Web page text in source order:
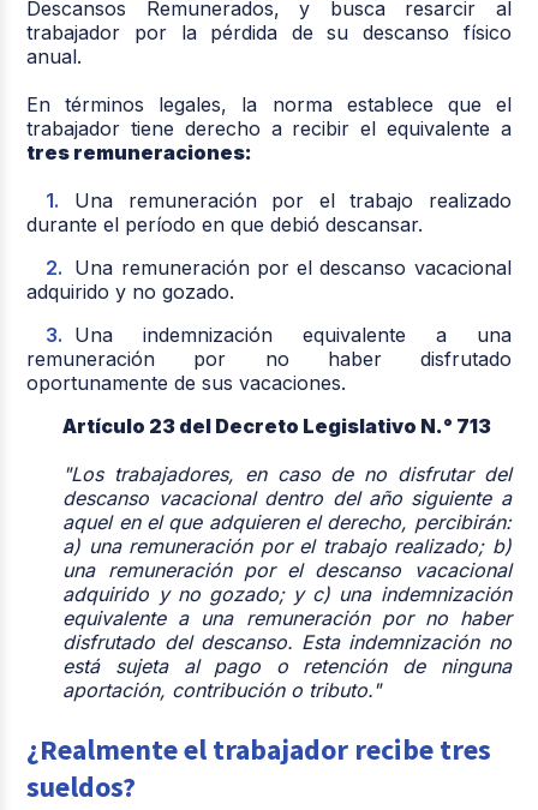
Descansos Remunerados, y busca resarcir al
trabajador por la pérdida de su descanso físico
anual.
En términos legales, la norma establece que el
trabajador tiene derecho a recibir el equivalente a
tres remuneraciones:
Una remuneración por el trabajo realizado
durante el período en que debió descansar.
Una remuneración por el descanso vacacional
adquirido y no gozado.
Una indemnización equivalente a una
remuneración por no haber disfrutado
oportunamente de sus vacaciones.
Artículo 23 del Decreto Legislativo N.° 713
"Los trabajadores, en caso de no disfrutar del
descanso vacacional dentro del año siguiente a
aquel en el que adquieren el derecho, percibirán:
a) una remuneración por el trabajo realizado; b)
una remuneración por el descanso vacacional
adquirido y no gozado; y c) una indemnización
equivalente a una remuneración por no haber
disfrutado del descanso. Esta indemnización no
está sujeta al pago o retención de ninguna
aportación, contribución o tributo."
¿Realmente el trabajador recibe tres
sueldos?